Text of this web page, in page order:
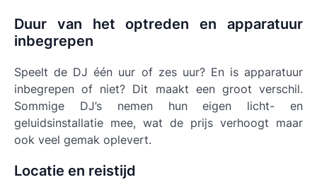
Duur van het optreden en apparatuur
inbegrepen
Speelt de DJ één uur of zes uur? En is apparatuur
inbegrepen of niet? Dit maakt een groot verschil.
Sommige DJ’s nemen hun eigen licht- en
geluidsinstallatie mee, wat de prijs verhoogt maar
ook veel gemak oplevert.
Locatie en reistijd